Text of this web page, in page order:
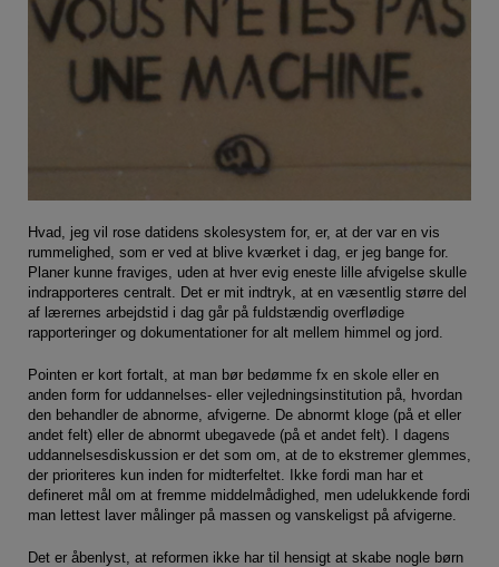
Hvad, jeg vil rose datidens skolesystem for, er, at der var en vis
rummelighed, som er ved at blive kværket i dag, er jeg bange for.
Planer kunne fraviges, uden at hver evig eneste lille afvigelse skulle
indrapporteres centralt. Det er mit indtryk, at en væsentlig større del
af lærernes arbejdstid i dag går på fuldstændig overflødige
rapporteringer og dokumentationer for alt mellem himmel og jord.
Pointen er kort fortalt, at man bør bedømme fx en skole eller en
anden form for uddannelses- eller vejledningsinstitution på, hvordan
den behandler de abnorme, afvigerne. De abnormt kloge (på et eller
andet felt) eller de abnormt ubegavede (på et andet felt). I dagens
uddannelsesdiskussion er det som om, at de to ekstremer glemmes,
der prioriteres kun inden for midterfeltet. Ikke fordi man har et
defineret mål om at fremme middelmådighed, men udelukkende fordi
man lettest laver målinger på massen og vanskeligst på afvigerne.
Det er åbenlyst, at reformen ikke har til hensigt at skabe nogle børn
adgangskontrol samt indkøbskurv og kan derfor
ikke fravælges.
Statistik
brugervenlighed og effektiviteten af en
hjemmeside. Fx ved at indsamle besøgsstatistik
om antal besøg og hvordan hjemmesiden bruges.
Markedsføring
Markedsførings-cookies (tracking-cookies)
indsamler brugerens digitale fodspor på tværs af
flere hjemmesider og registrerer, hvad brugeren
interesserer sig for/søger på for at kunne vise
internettet.